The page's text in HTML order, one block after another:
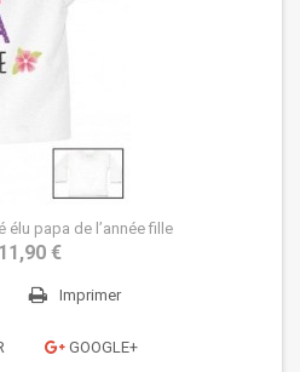
élu papa de l’année fille
11,90 €
Imprimer
GOOGLE+